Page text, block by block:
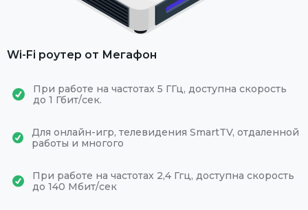
Wi-Fi роутер от Мегафон
При работе на частотах 5 ГГц, доступна скорость
до 1 Гбит/сек.
Для онлайн-игр, телевидения SmartTV, отдаленной
работы и многого
При работе на частотах 2,4 Ггц, доступна скорость
до 140 Мбит/сек